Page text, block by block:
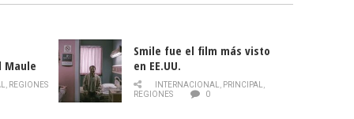
Maule
de la
, REGIONES
Smile fue el film más visto
en EE.UU.
INTERNACIONAL, PRINCIPAL,
REGIONES
0